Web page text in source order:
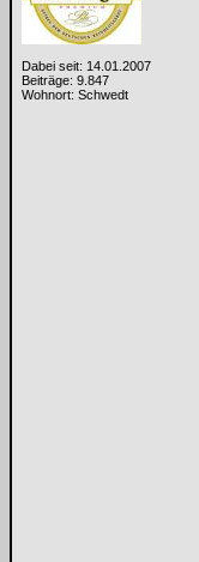
Dabei seit: 14.01.2007
Beiträge: 9.847
Wohnort: Schwedt